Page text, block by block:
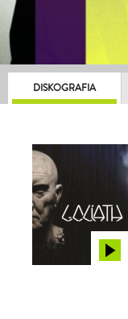
DISKOGRAFIA